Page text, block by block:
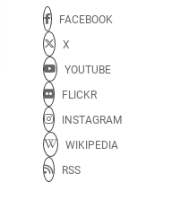
FACEBOOK
X
YOUTUBE
FLICKR
INSTAGRAM
WIKIPEDIA
RSS